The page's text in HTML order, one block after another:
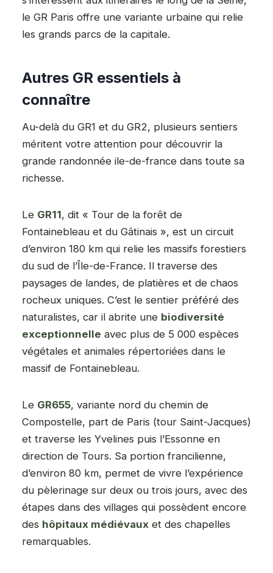
le GR Paris offre une variante urbaine qui relie
les grands parcs de la capitale.
Autres GR essentiels à
connaître
Au-delà du GR1 et du GR2, plusieurs sentiers
méritent votre attention pour découvrir la
grande randonnée ile-de-france dans toute sa
richesse.
Le GR11, dit « Tour de la forêt de
Fontainebleau et du Gâtinais », est un circuit
d’environ 180 km qui relie les massifs forestiers
du sud de l’Île-de-France. Il traverse des
paysages de landes, de platières et de chaos
rocheux uniques. C’est le sentier préféré des
naturalistes, car il abrite une biodiversité
exceptionnelle avec plus de 5 000 espèces
végétales et animales répertoriées dans le
massif de Fontainebleau.
Le GR655, variante nord du chemin de
Compostelle, part de Paris (tour Saint-Jacques)
et traverse les Yvelines puis l’Essonne en
direction de Tours. Sa portion francilienne,
d’environ 80 km, permet de vivre l’expérience
du pèlerinage sur deux ou trois jours, avec des
étapes dans des villages qui possèdent encore
des hôpitaux médiévaux et des chapelles
remarquables.